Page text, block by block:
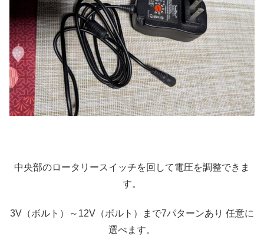
中央部のロータリースイッチを回して電圧を調整できま
す。
3V（ボルト）～12V（ボルト）まで7パターンあり 任意に
選べます。